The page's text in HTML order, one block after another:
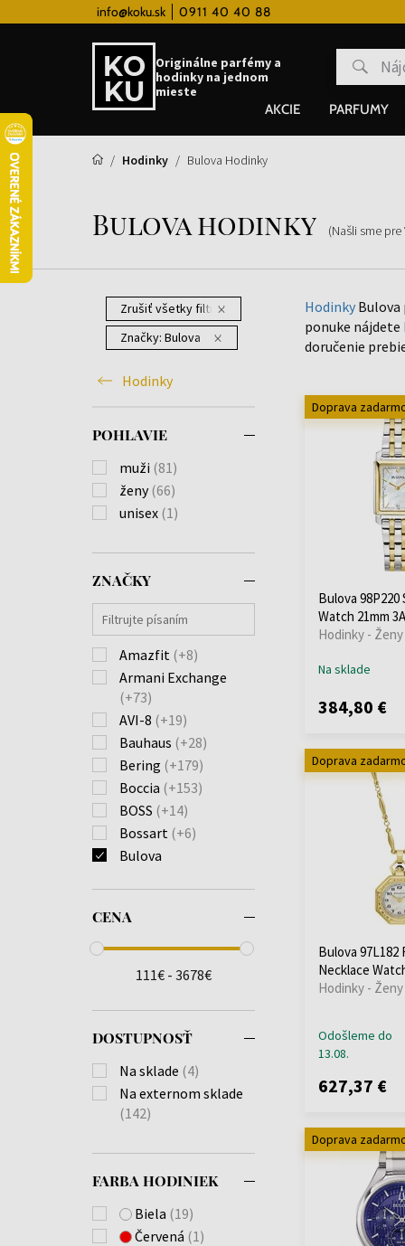
info@koku.sk 0911 40 40 88Vernostný systém
Originálne parfémy a
hodinky na jednom
mieste
AKCIE PARFUMY
Hodinky Bulova Hodinky
Bulova hodinky (Našli sme pre
Zrušiť všetky filtre
Značky: Bulova
Hodinky
POHLAVIE
muži (81)
ženy(66)
unisex (1)
ZNAČKY
Amazfit (+8)
Armani Exchange
(+73)
AVI-8 (+19)
Bauhaus (+28)
Bering (+179)
Boccia (+153)
BOSS (+14)
Bossart (+6)
Bulova
Carl von Zeyten
(+28)
Carneo(+41)
Casio (+670)
Claude Bernard(+9)
Cluse(+1)
Daniel Wellington
(+56)
Diesel
Edox(+35)
Emporio Armani
(+472)
CENA
111€ - 3678€
DOSTUPNOSŤ
Na sklade (4)
Na externom sklade
(142)
FARBA HODINIEK
Biela (19)
Červená (1)
Hodinky
ponuke nájdete
doručenie
Doprava
Bulova
Watch 21mm
Hodinky - Ženy
Na sklade
384,80 €
Doprava
Bulova 97L182
Necklace
Hodinky - Ženy
Odošleme do
13.08.
627,37 €
Doprava